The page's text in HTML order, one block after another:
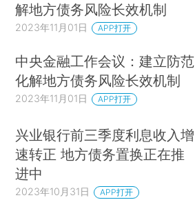
解地方债务风险长效机制
2023年11月01日 APP打开
中央金融工作会议：建立防范
化解地方债务风险长效机制
2023年11月01日 APP打开
兴业银行前三季度利息收入增
速转正 地方债务置换正在推
进中
2023年10月31日 APP打开